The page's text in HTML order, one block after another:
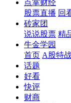
点掌财经
股票直播 回
砖家团
说说股票 精
牛金学园
首页 A股特
话题
好看
快评
财商